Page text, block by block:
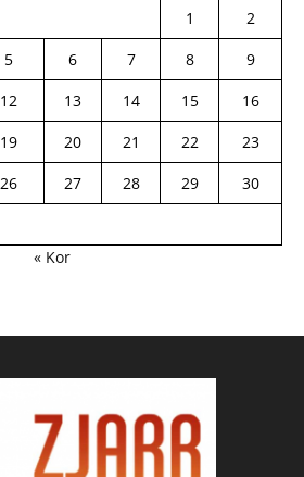
1
2
5 6 7 8
9
12 13 14 15
16
19 20 21 22
23
26 27 28 29
30
« Kor